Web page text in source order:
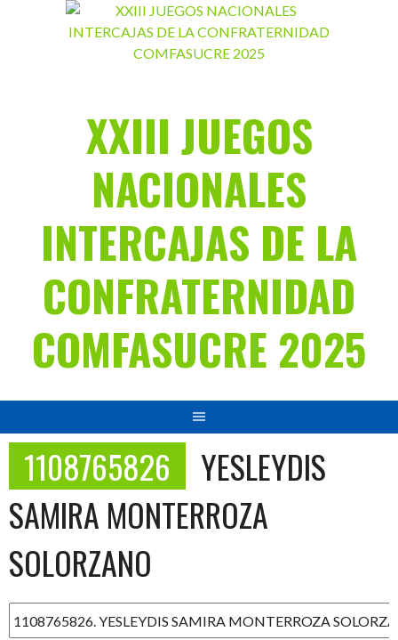
XXIII JUEGOS
NACIONALES
INTERCAJAS DE LA
CONFRATERNIDAD
COMFASUCRE 2025
1108765826
YESLEYDIS
SAMIRA MONTERROZA
SOLORZANO